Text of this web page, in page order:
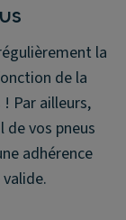
la
de la
Par ailleurs,
vos pneus
adhérence